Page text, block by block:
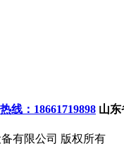
线：18661719898 山东
有限公司 版权所有